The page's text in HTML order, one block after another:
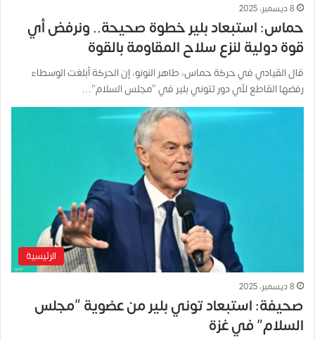
8 ديسمبر، 2025
حماس: استبعاد بلير خطوة صحيحة.. ونرفض أي
قوة دولية لنزع سلاح المقاومة بالقوة
قال القيادي في حركة حماس، طاهر النونو، إن الحركة أبلغت الوسطاء
رفضها القاطع لأي دور لتوني بلير في “مجلس السلام”…
الرئيسية
8 ديسمبر، 2025
صحيفة: استبعاد توني بلير من عضوية “مجلس
السلام” في غزة